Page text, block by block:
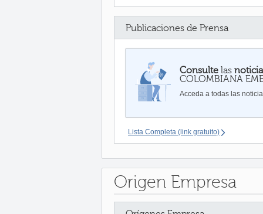
Publicaciones de Prensa
Consulte las
COLOMBIANA
Acceda a todas las
Lista Completa (link gratuito)
Origen Empresa